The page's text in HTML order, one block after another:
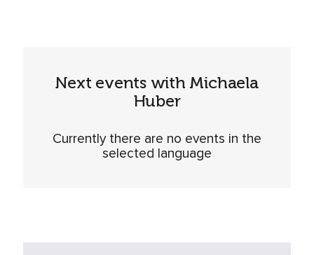
Next events with Michaela
Huber
Currently there are no events in the
selected language